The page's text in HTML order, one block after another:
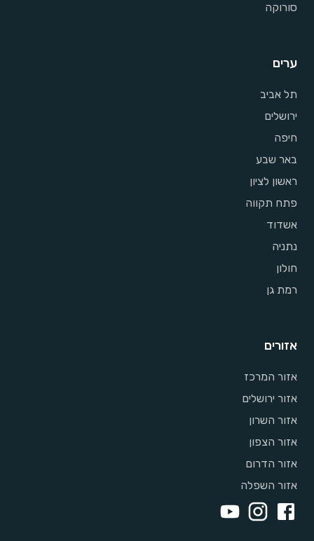
סורוקה
ערים
תל אביב
ירושלים
חיפה
באר שבע
ראשון לציון
פתח תקווה
אשדוד
נתניה
חולון
רמת גן
אזורים
אזור המרכז
אזור ירושלים
אזור השרון
אזור הצפון
אזור הדרום
אזור השפלה